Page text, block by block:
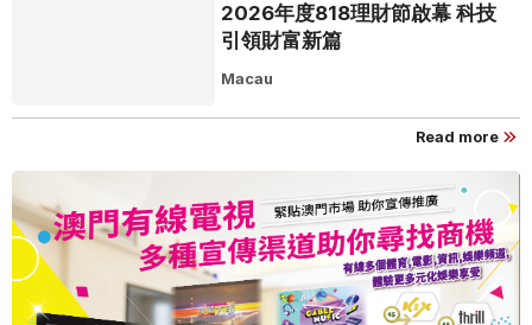
2026年度818理財節啟幕 科技
引領財富新篇
Macau
Read more